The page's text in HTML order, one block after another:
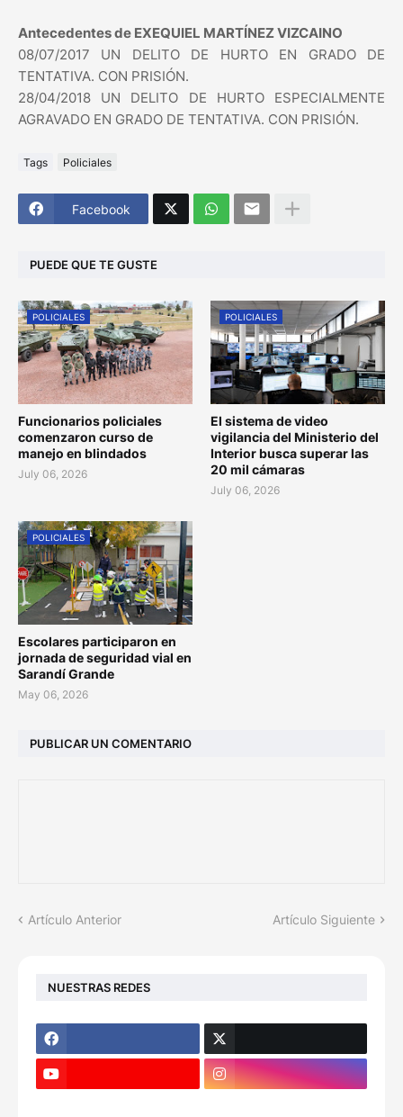
Antecedentes de EXEQUIEL MARTÍNEZ VIZCAINO
08/07/2017 UN DELITO DE HURTO EN GRADO DE
TENTATIVA. CON PRISIÓN.
28/04/2018 UN DELITO DE HURTO ESPECIALMENTE
AGRAVADO EN GRADO DE TENTATIVA. CON PRISIÓN.
Tags Policiales
Facebook
PUEDE QUE TE GUSTE
POLICIALES
Funcionarios policiales
comenzaron curso de
manejo en blindados
July 06, 2026
POLICIALES
El sistema de video
vigilancia del Ministerio del
Interior busca superar las
20 mil cámaras
July 06, 2026
POLICIALES
Escolares participaron en
jornada de seguridad vial en
Sarandí Grande
May 06, 2026
PUBLICAR UN COMENTARIO
Artículo Anterior Artículo Siguiente
NUESTRAS REDES